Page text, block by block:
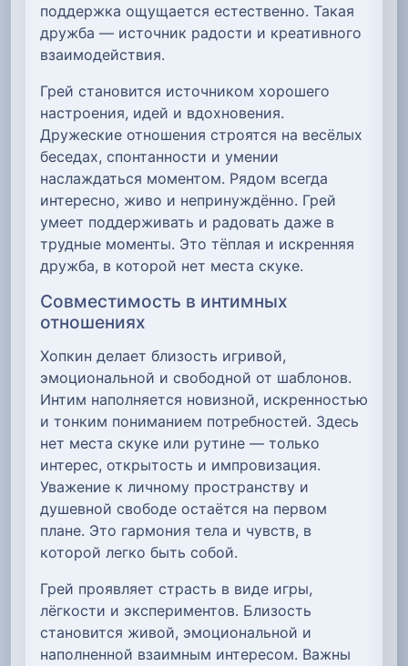
поддержка ощущается естественно. Такая
дружба — источник радости и креативного
взаимодействия.
Грей становится источником хорошего
настроения, идей и вдохновения.
Дружеские отношения строятся на весёлых
беседах, спонтанности и умении
наслаждаться моментом. Рядом всегда
интересно, живо и непринуждённо. Грей
умеет поддерживать и радовать даже в
трудные моменты. Это тёплая и искренняя
дружба, в которой нет места скуке.
Совместимость в интимных
отношениях
Хопкин делает близость игривой,
эмоциональной и свободной от шаблонов.
Интим наполняется новизной, искренностью
и тонким пониманием потребностей. Здесь
нет места скуке или рутине — только
интерес, открытость и импровизация.
Уважение к личному пространству и
душевной свободе остаётся на первом
плане. Это гармония тела и чувств, в
которой легко быть собой.
Грей проявляет страсть в виде игры,
лёгкости и экспериментов. Близость
становится живой, эмоциональной и
наполненной взаимным интересом. Важны